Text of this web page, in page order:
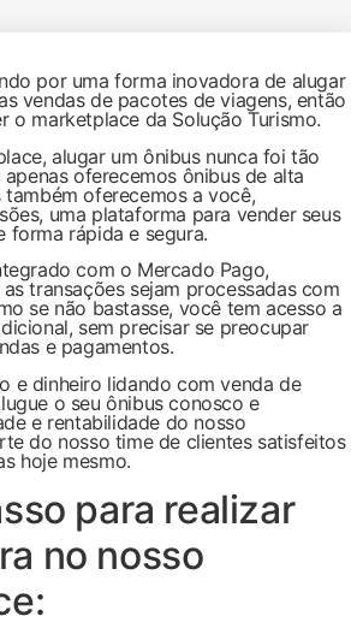
por uma forma inovadora de alugar
vendas de pacotes de viagens, então
o marketplace da Solução Turismo.
alugar um ônibus nunca foi tão
oferecemos ônibus de alta
oferecemos a você,
uma plataforma para vender seus
forma rápida e segura.
com o Mercado Pago,
transações sejam processadas com
se não bastasse, você tem acesso a
sem precisar se preocupar
e pagamentos.
e dinheiro lidando com venda de
o seu ônibus conosco e
e rentabilidade do nosso
do nosso time de clientes satisfeitos
hoje mesmo.
para realizar
no nosso